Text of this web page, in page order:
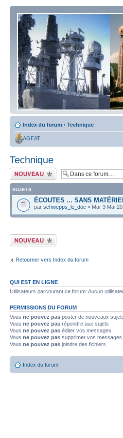
Index du forum ‹ Technique
AGEAT
Technique
Écrire un nouveau
sujet
SUJETS
ÉCOUTES ... SANS
par schwepps_le_doc » Mar 3 Mai
Écrire un nouveau
sujet
Retourner vers Index du forum
QUI EST EN LIGNE
Utilisateurs parcourant ce forum: Aucun
PERMISSIONS DU FORUM
Vous ne pouvez pas poster de nouveaux
Vous ne pouvez pas répondre aux sujets
Vous ne pouvez pas éditer vos messages
Vous ne pouvez pas supprimer vos messages
Vous ne pouvez pas joindre des fichiers
Index du forum